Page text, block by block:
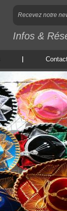
Recevez notre
Infos &